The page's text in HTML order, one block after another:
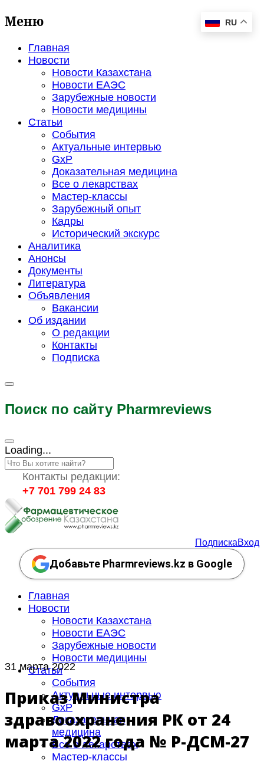
Меню
Главная
Новости
Новости Казахстана
Новости ЕАЭС
Зарубежные новости
Новости медицины
Статьи
События
Актуальные интервью
GxP
Доказательная медицина
Все о лекарствах
Мастер-классы
Зарубежный опыт
Кадры
Исторический экскурс
Аналитика
Анонсы
Документы
Литература
Объявления
Вакансии
Об издании
О редакции
Контакты
Подписка
Поиск по сайту Pharmreviews
Loading...
Контакты редакции:
+7 701 799 24 83
RU
ПодпискаВход
Добавьте Pharmreviews.kz в Google
Главная
Новости
Новости Казахстана
Новости ЕАЭС
Зарубежные новости
Новости медицины
Статьи
События
Актуальные интервью
GxP
Доказательная
медицина
Все о лекарствах
Мастер-классы
31 марта 2022
Приказ Министра
здравоохранения РК от 24
марта 2022 года № ҚР-ДСМ-27